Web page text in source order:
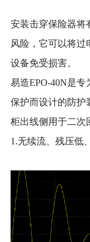
安装击穿保险器将
风险，它可以将过
设备免受损害。
易造EPO-40N是
保护而设计的防护
柜出线侧用于二次
1.无续流、残压低